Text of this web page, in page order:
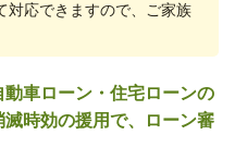
対応できますので、ご家族
車ローン・住宅ローンの
時効の援用で、ローン審